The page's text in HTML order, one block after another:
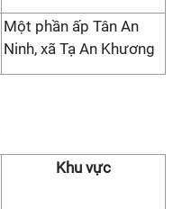
Một phần ấp Tân An
Ninh, xã Tạ An Khương
Khu vực